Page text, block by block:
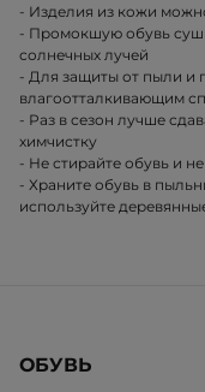
- Изделия из кожи
- Промокшую обувь
солнечных лучей
- Для защиты от пыли и
влагоотталкивающим
- Раз в сезон лучше
химчистку
- Не стирайте обувь и
- Храните обувь в
используйте
ОБУВЬ